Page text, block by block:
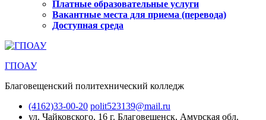
Платные образовательные услуги
Вакантные места для приема (перевода)
Доступная среда
ГПОАУ
Благовещенский политехнический колледж
(4162)33-00-20 polit523139@mail.ru
ул. Чайковского, 16 г. Благовещенск, Амурская обл.